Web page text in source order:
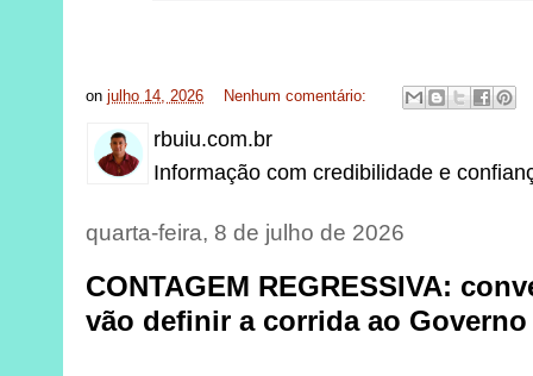
onjulho 14, 2026 Nenhum comentário:
rbuiu.com.br
Informação com credibilidade e
quarta-feira, 8 de julho de 2026
CONTAGEM REGRESSIVA:
vão definir a corrida ao